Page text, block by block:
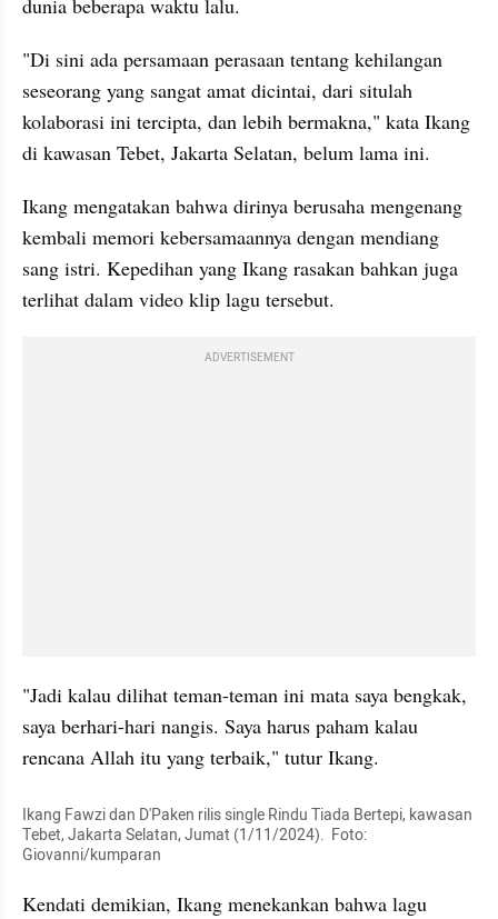
dunia beberapa waktu lalu.
"Di sini ada persamaan perasaan tentang kehilangan
seseorang yang sangat amat dicintai, dari situlah
kolaborasi ini tercipta, dan lebih bermakna," kata Ikang
di kawasan Tebet, Jakarta Selatan, belum lama ini.
Ikang mengatakan bahwa dirinya berusaha mengenang
kembali memori kebersamaannya dengan mendiang
sang istri. Kepedihan yang Ikang rasakan bahkan juga
terlihat dalam video klip lagu tersebut.
ADVERTISEMENT
"Jadi kalau dilihat teman-teman ini mata saya bengkak,
saya berhari-hari nangis. Saya harus paham kalau
rencana Allah itu yang terbaik," tutur Ikang.
Ikang Fawzi dan D'Paken rilis single Rindu Tiada Bertepi, kawasan
Tebet, Jakarta Selatan, Jumat (1/11/2024).  Foto:
Giovanni/kumparan
Kendati demikian, Ikang menekankan bahwa lagu